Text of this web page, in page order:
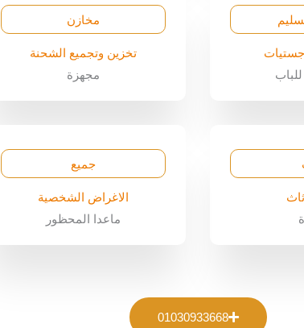
مخازن
تخزين وتجميع الشحنة
مجهزة
جميع
الاغراض الشخصية
ماعدا المحظور
01030933668